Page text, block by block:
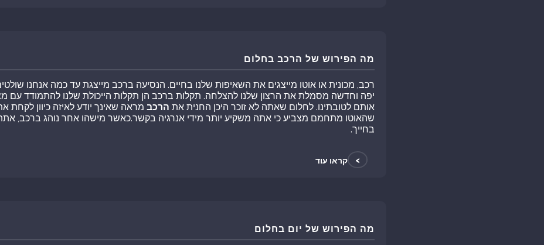
מה הפירוש של הרכב בחלום
רכב, מכונית או אוטו מייצגים את השאיפות שלנו בחיים. הנסיעה ברכב מייצגת עד כמה אנחנו
יפה וחדשה מסמלת את הרצון שלנו להצלחה. תקלות ברכב הן תקלות הייכולת שלנו להתמודד עם
אותם לטובתינו. לחלום שאתה לא זוכר היכן החנית את הרכבמראה שאינך יודע לאיזה כיוון לקחת
שהאוטו מתחמם מצביע כי אתה משקיע יותר מידי אנרגיה בקשר.כאשר מישהו אחר נוהג ברכב,
בחייך.
> קראו עוד
מה הפירוש של יום בחלום